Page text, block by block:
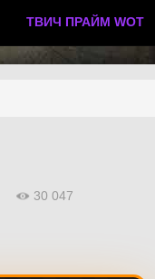
ТВИЧ ПРАЙМ WOT
30 047